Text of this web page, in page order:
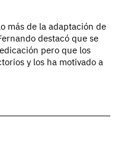
más de la adaptación de
destacó que se
pero que los
y los ha motivado a